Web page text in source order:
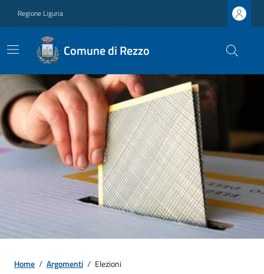
Regione Liguria
Comune di Rezzo
Home / Argomenti / Elezioni